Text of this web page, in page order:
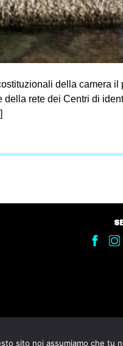
della camera il
della rete dei Centri di
sito noi assumiamo che tu